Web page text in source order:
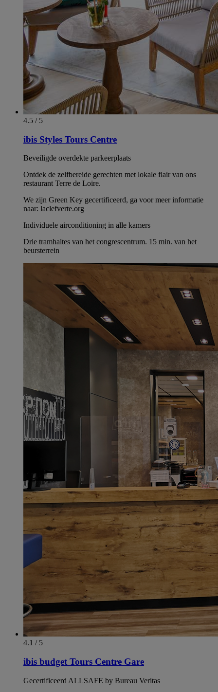
4.5 / 5
ibis Styles Tours Centre
Beveiligde overdekte parkeerplaats
Ontdek de zelfbereide gerechten met lokale flair van ons
restaurant Terre de Loire.
We zijn Green Key gecertificeerd, ga voor meer informatie
naar: laclefverte.org
Individuele airconditioning in alle kamers
Drie tramhaltes van het congrescentrum. 15 min. van het
beursterrein
4.1 / 5
ibis budget Tours Centre Gare
Gecertificeerd ALLSAFE by Bureau Veritas